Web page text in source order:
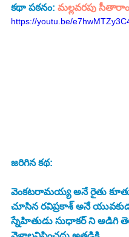
కథా పఠనం: మల్లవరపు
https://youtu.be/
జరిగిన కథ:
వెంకటరామయ్య అనే రైతు
చూసిన రవిప్రకాశ్‌ అనే యువకుడు ఇష్టపడతాడు. ఆమె వివరాలు
స్నేహితుడు సుధాకర్ ని అడిగి